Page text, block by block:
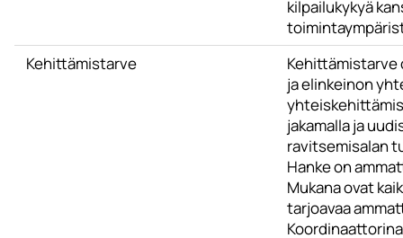
kilpailukykyä
Kehittämistarve
ja elinkeinon
jakamalla ja
ravitsemisalan
Hanke on
Mukana ovat
tarjoavaa